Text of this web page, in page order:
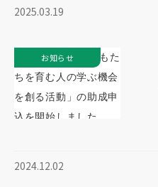
2025.03.19
2024.12.02
お知らせ